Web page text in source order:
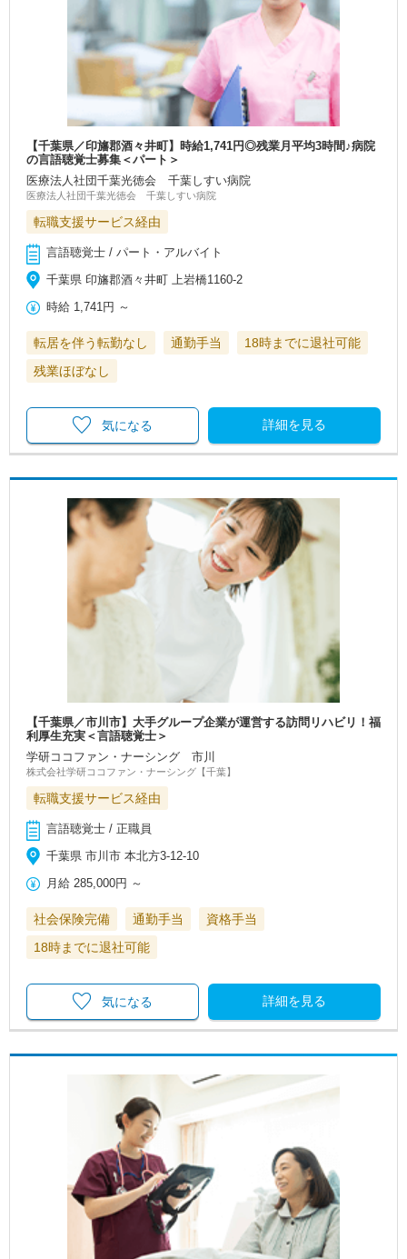
【千葉県／印旛郡酒々井町】時給1,741円◎残業月平均3時間♪病院
の言語聴覚士募集＜パート＞
医療法人社団千葉光徳会 千葉しすい病院
医療法人社団千葉光徳会 千葉しすい病院
転職支援サービス経由
言語聴覚士 / パート・アルバイト
千葉県 印旛郡酒々井町 上岩橋1160-2
時給 1,741円 ～
転居を伴う転勤なし 通勤手当
18時までに退社可能
残業ほぼなし
詳細を見る
気になる
【千葉県／市川市】大手グループ企業が運営する訪問リハビリ！福
利厚生充実＜言語聴覚士＞
学研ココファン・ナーシング 市川
株式会社学研ココファン・ナーシング【千葉】
転職支援サービス経由
言語聴覚士 / 正職員
千葉県 市川市 本北方3-12-10
月給 285,000円 ～
社会保険完備 通勤手当
資格手当
18時までに退社可能
詳細を見る
気になる